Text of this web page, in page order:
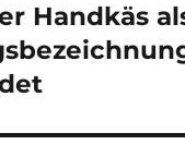
Handkäs